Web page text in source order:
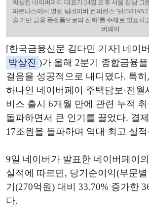
박상진 네이버페이 대표가 24일 오후 서울 강남 그
파르나스에서 열린 팀네이버 컨퍼런스 ‘단
술 기반 금융 플랫폼으로의 진화’를 주제로 발표하
버페이
[한국금융신문 김다민 기자] 네이
박상진 )가 올해 2분기 종합금융
걸음을 성공적으로 내디뎠다. 특
하나인 네이버페이 주택담보·전월
비스 출시 6개월 만에 관련 누적
돌파하면서 큰 인기를 끌었다. 결
17조원을 돌파하며 역대 최고 실
9일 네이버가 발표한 네이버페이의
실적에 따르면, 당기순이익(부문
기(270억원) 대비 33.70% 증가한
다.